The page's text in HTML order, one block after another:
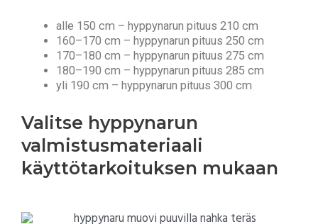
alle 150 cm – hyppynarun pituus 210 cm
160–170 cm – hyppynarun pituus 250 cm
170–180 cm – hyppynarun pituus 275 cm
180–190 cm – hyppynarun pituus 285 cm
yli 190 cm – hyppynarun pituus 300 cm
Valitse hyppynarun
valmistusmateriaali
käyttötarkoituksen mukaan